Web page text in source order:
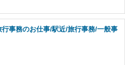
事務のお仕事/駅近/旅行事務/一般事